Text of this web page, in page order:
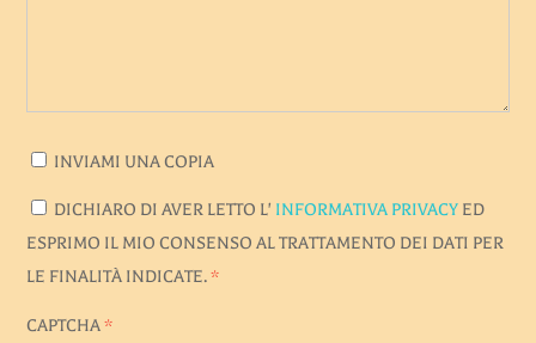
INVIAMI UNA COPIA
DICHIARO DI AVER LETTO L' INFORMATIVA PRIVACY ED
ESPRIMO IL MIO CONSENSO AL TRATTAMENTO DEI DATI PER
LE FINALITÀ INDICATE. *
CAPTCHA *